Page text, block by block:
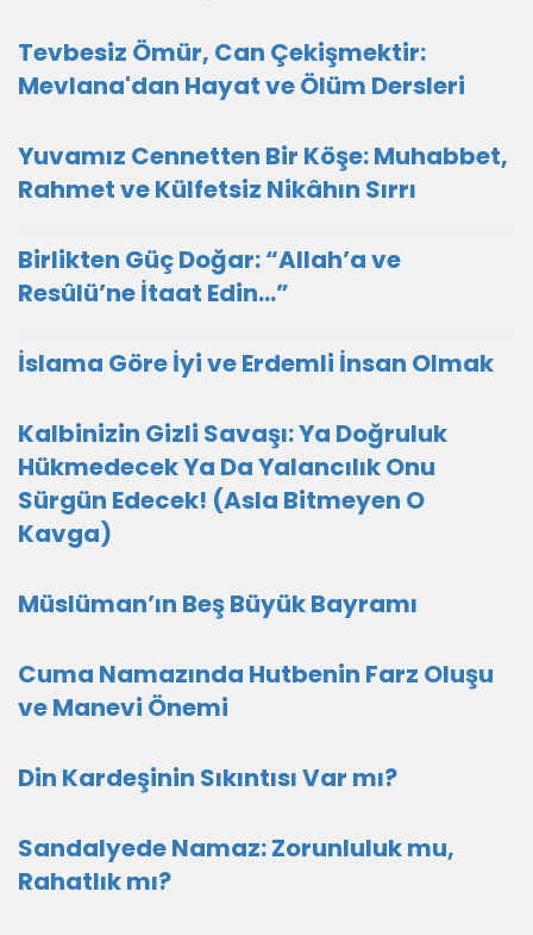
Tevbesiz Ömür, Can Çekişmektir:
Mevlana'dan Hayat ve Ölüm Dersleri
Yuvamız Cennetten Bir Köşe: Muhabbet,
Rahmet ve Külfetsiz Nikâhın Sırrı
Birlikten Güç Doğar: “Allah’a ve
Resûlü’ne İtaat Edin…”
İslama Göre İyi ve Erdemli İnsan Olmak
Kalbinizin Gizli Savaşı: Ya Doğruluk
Hükmedecek Ya Da Yalancılık Onu
Sürgün Edecek! (Asla Bitmeyen O
Kavga)
Müslüman’ın Beş Büyük Bayramı
Cuma Namazında Hutbenin Farz Oluşu
ve Manevi Önemi
Din Kardeşinin Sıkıntısı Var mı?
Sandalyede Namaz: Zorunluluk mu,
Rahatlık mı?